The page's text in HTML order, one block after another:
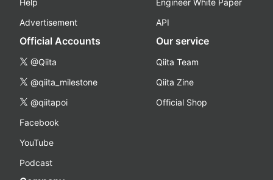
Advertisement
API
Official Accounts
@Qiita
@qiita_milestone
@qiitapoi
Facebook
YouTube
Podcast
Our service
Qiita Team
Qiita Zine
Official Shop